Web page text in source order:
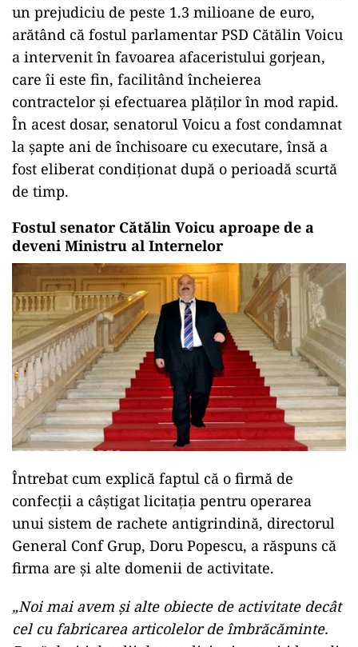
un prejudiciu de peste 1.3 milioane de euro,
arătând că fostul parlamentar PSD Cătălin Voicu
a intervenit în favoarea afaceristului gorjean,
care îi este fin, facilitând încheierea
contractelor și efectuarea plăților în mod rapid.
În acest dosar, senatorul Voicu a fost condamnat
la șapte ani de închisoare cu executare, însă a
fost eliberat condiționat după o perioadă scurtă
de timp.
Fostul senator Cătălin Voicu aproape de a
deveni Ministru al Internelor
Întrebat cum explică faptul că o firmă de
confecții a câștigat licitația pentru operarea
unui sistem de rachete antigrindină, directorul
General Conf Grup, Doru Popescu, a răspuns că
firma are și alte domenii de activitate.
„Noi mai avem și alte obiecte de activitate decât
cel cu fabricarea articolelor de îmbrăcăminte.